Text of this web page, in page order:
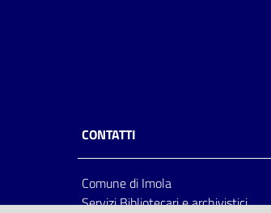
CONTATTI
Comune di Imola
Servizi Bibliotecari e archivistici